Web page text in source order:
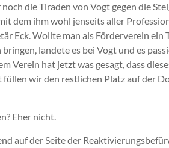
die Tiraden von Vogt gegen die
dem ihm wohl jenseits aller
Eck. Wollte man als Förderverein ein
landete es bei Vogt und es
Verein hat jetzt was gesagt, dass
füllen wir den restlichen Platz auf der
Eher nicht.
auf der Seite der